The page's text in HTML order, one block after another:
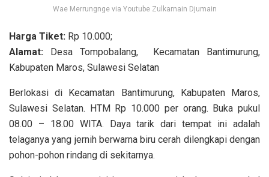
Wae Merrungnge via Youtube Zulkarnain Djumain
Harga Tiket: Rp 10.000;
Alamat: Desa Tompobalang, Kecamatan Bantimurung,
Kabupaten Maros, Sulawesi Selatan
Berlokasi di Kecamatan Bantimurung, Kabupaten Maros,
Sulawesi Selatan. HTM Rp 10.000 per orang. Buka pukul
08.00 – 18.00 WITA. Daya tarik dari tempat ini adalah
telaganya yang jernih berwarna biru cerah dilengkapi dengan
pohon-pohon rindang di sekitarnya.